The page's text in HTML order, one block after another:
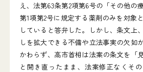
え、法第63条第2項第6号の「その他の
第1項第2号に規定する薬剤のみを対象
していると答弁した。しかし、条文上
しを拡大できる不備や立法事実の欠如
かわらず、高市首相は法案の条文を「
と開き直ったまま、法案修正なくそ